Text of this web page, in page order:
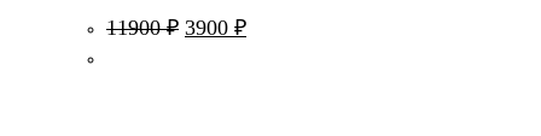
11900₽ Первоначальная
цена
3900 ₽Текущая
цена: